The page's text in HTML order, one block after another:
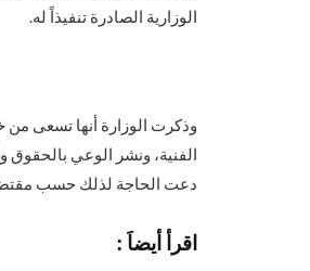
الوزارية الصادرة تنفيذاً له.
وذكرت الوزارة أنها تسعى من
الفنية، ونشر الوعي
دعت الحاجة لذلك حسب
اقرأ أيضاَ :